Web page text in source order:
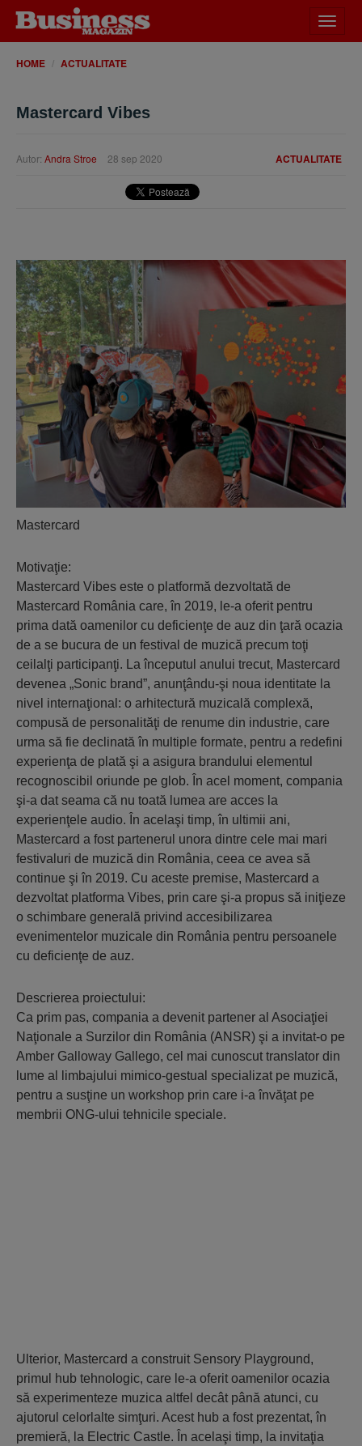
meniu
HOME ACTUALITATE
Mastercard Vibes
ACTUALITATE
Autor: Andra Stroe 28 sep 2020
Mastercard
Motivaţie:
Mastercard Vibes este o platformă dezvoltată de
Mastercard România care, în 2019, le-a oferit pentru
prima dată oamenilor cu deficienţe de auz din ţară ocazia
de a se bucura de un festival de muzică precum toţi
ceilalţi participanţi. La începutul anului trecut, Mastercard
devenea „Sonic brand”, anunţându-şi noua identitate la
nivel internaţional: o arhitectură muzicală complexă,
compusă de personalităţi de renume din industrie, care
urma să fie declinată în multiple formate, pentru a redefini
experienţa de plată şi a asigura brandului elementul
recognoscibil oriunde pe glob. În acel moment, compania
şi-a dat seama că nu toată lumea are acces la
experienţele audio. În acelaşi timp, în ultimii ani,
Mastercard a fost partenerul unora dintre cele mai mari
festivaluri de muzică din România, ceea ce avea să
continue şi în 2019. Cu aceste premise, Mastercard a
dezvoltat platforma Vibes, prin care şi-a propus să iniţieze
o schimbare generală privind accesibilizarea
evenimentelor muzicale din România pentru persoanele
cu deficienţe de auz.
Descrierea proiectului:
Ca prim pas, compania a devenit partener al Asociaţiei
Naţionale a Surzilor din România (ANSR) şi a invitat-o pe
Amber Galloway Gallego, cel mai cunoscut translator din
lume al limbajului mimico-gestual specializat pe muzică,
pentru a susţine un workshop prin care i-a învăţat pe
membrii ONG-ului tehnicile speciale.
Ulterior, Mastercard a construit Sensory Playground,
primul hub tehnologic, care le-a oferit oamenilor ocazia
să experimenteze muzica altfel decât până atunci, cu
ajutorul celorlalte simţuri. Acest hub a fost prezentat, în
premieră, la Electric Castle. În acelaşi timp, la invitaţia